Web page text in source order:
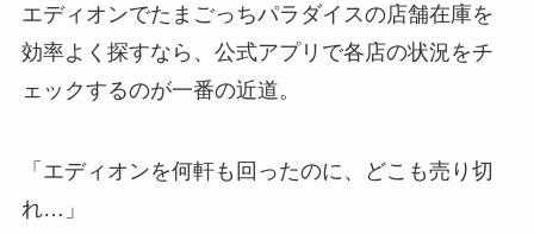
エディオンでたまごっちパラダイスの店舗在庫を
効率よく探すなら、公式アプリで各店の状況をチ
ェックするのが一番の近道。
「エディオンを何軒も回ったのに、どこも売り切
れ…」